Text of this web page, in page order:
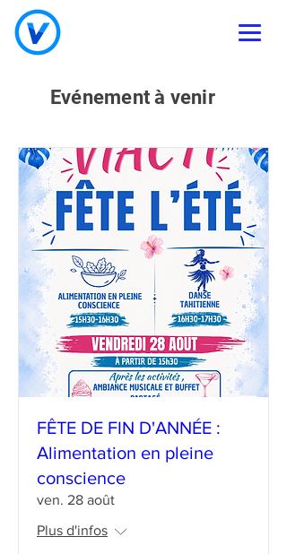
Evénement à venir
FÊTE DE FIN D'ANNÉE :
Alimentation en pleine
conscience
ven. 28 août
Plus d'infos